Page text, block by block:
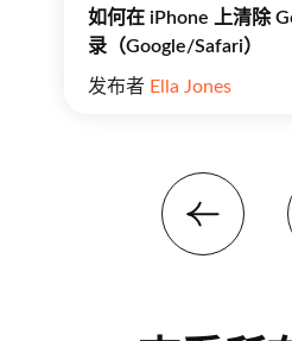
如何在 iPhone 上清除
录（Google/Safari）
发布者 Ella Jones